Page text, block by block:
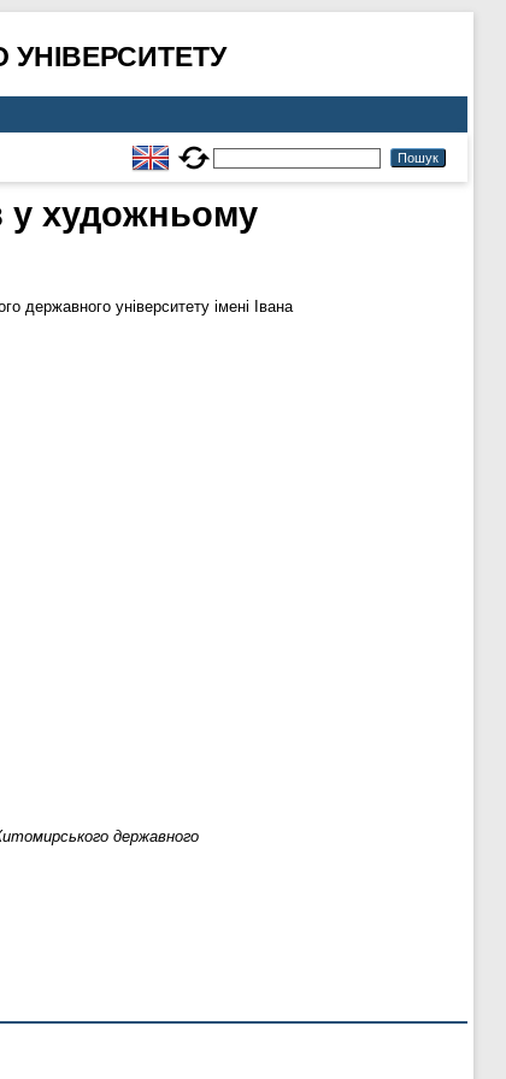
у художньому
державного університету імені Івана
державного